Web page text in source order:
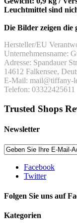
Leuchtmittel sind
Die Bilder zeigen die
Hersteller/EU
Unternehmensname:
Adresse: Spandauer
14612 Falkensee,
E-Mail: mail@tiffany-
Telefon: 03322425611
Trusted Shops
Newsletter
Facebook
Twitter
Folgen Sie uns auf
Kategorien